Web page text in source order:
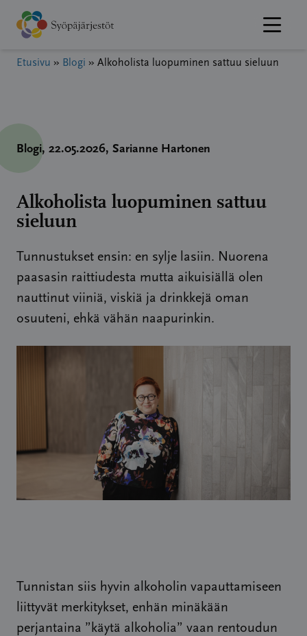
Hyppää
sisältöön
Etusivu » Blogi » Alkoholista luopuminen sattuu sieluun
Blogi, 22.05.2026, Sarianne Hartonen
Alkoholista luopuminen sattuu
sieluun
Tunnustukset ensin: en sylje lasiin. Nuorena
paasasin raittiudesta mutta aikuisiällä olen
nauttinut viiniä, viskiä ja drinkkejä oman
osuuteni, ehkä vähän naapurinkin.
Tunnistan siis hyvin alkoholin vapauttamiseen
liittyvät merkitykset, enhän minäkään
perjantaina ”käytä alkoholia” vaan rentoudun